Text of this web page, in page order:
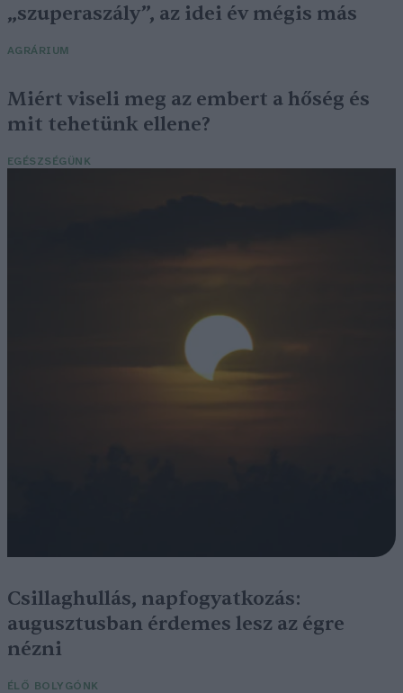
„szuperaszály”, az idei év mégis más
AGRÁRIUM
Miért viseli meg az embert a hőség és
mit tehetünk ellene?
EGÉSZSÉGÜNK
Csillaghullás, napfogyatkozás:
augusztusban érdemes lesz az égre
nézni
ÉLŐ BOLYGÓNK